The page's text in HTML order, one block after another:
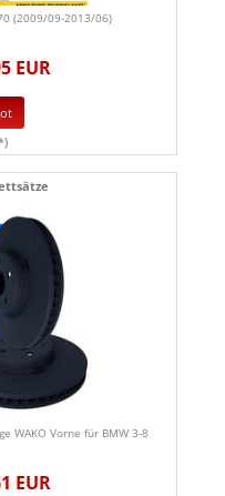
(2009/09-2013/06)
EUR
WAKO Vorne für BMW 3-8
EUR